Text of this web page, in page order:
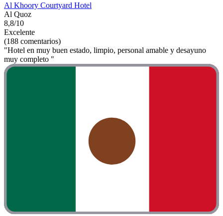
Al Khoory Courtyard Hotel
Al Quoz
8,8/10
Excelente
(188 comentarios)
"Hotel en muy buen estado, limpio, personal amable y desayuno
muy completo "